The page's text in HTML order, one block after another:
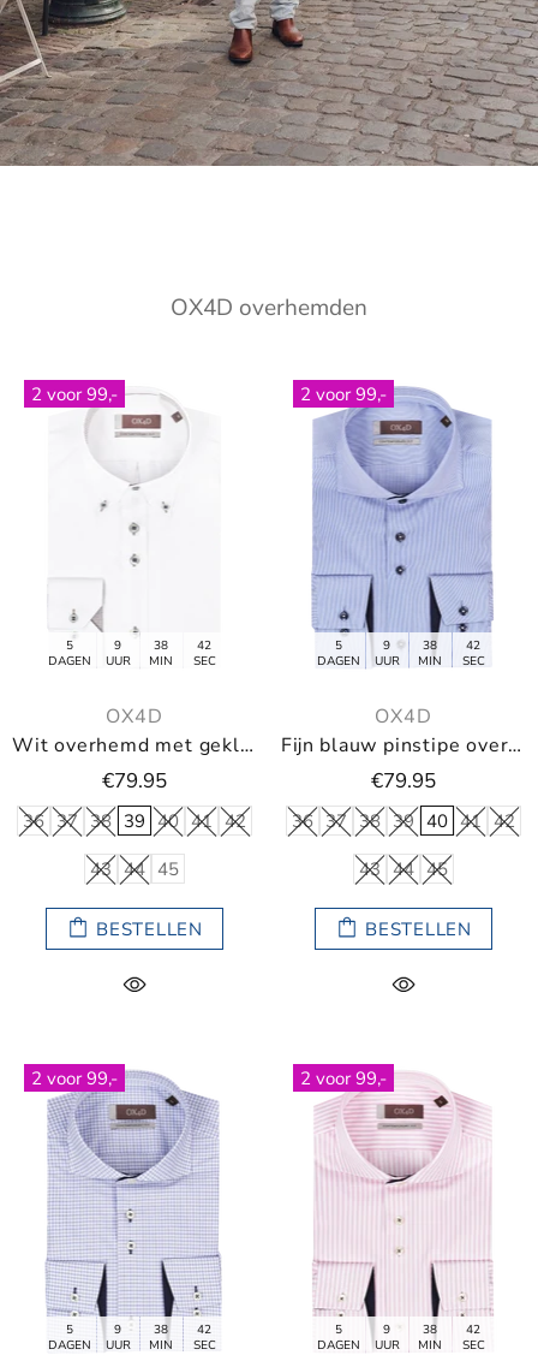
OX4D overhemden
2 voor 99,-
5
DAGEN
9
UUR
38
MIN
40
SEC
OX4D
Wit overhemd met gekleurde knopen en button-down
€79.95
36 37 38 39 40 41 42
43 44 45
BESTELLEN
2 voor 99,-
5
DAGEN
9
UUR
38
MIN
40
SEC
OX4D
Fijn blauw pinstipe overhemd
€79.95
36 37 38 39 40 41 42
43 44 45
BESTELLEN
2 voor 99,-
5
DAGEN
9
UUR
38
MIN
40
SEC
2 voor 99,-
5
DAGEN
9
UUR
38
MIN
40
SEC